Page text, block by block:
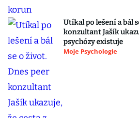
Utíkal po lešení a bál
konzultant Jašík
psychózy existuje
Moje Psychologie